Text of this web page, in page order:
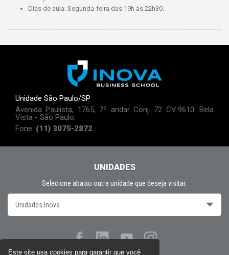
Este site usa cookies para garantir que você
Dias de aula: Segunda-feira das 19h às 22h30.
Unidade São Paulo/SP
Avenida Paulista, 1765, 7º andar Conj. 72 CV:9610. Bela
Vista - São Paulo.
Fone: (11) 3075-2872
UNIDADES
Selecione abaixo outra unidade que deseja visitar:
Unidades Inova